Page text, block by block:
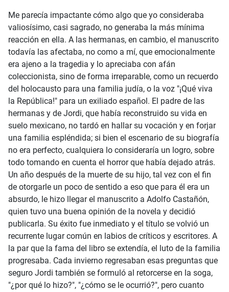
Me parecía impactante cómo algo que yo consideraba
valiosísimo, casi sagrado, no generaba la más mínima
reacción en ella. A las hermanas, en cambio, el manuscrito
todavía las afectaba, no como a mí, que emocionalmente
era ajeno a la tragedia y lo apreciaba con afán
coleccionista, sino de forma irreparable, como un recuerdo
del holocausto para una familia judía, o la voz "¡Qué viva
la República!" para un exiliado español. El padre de las
hermanas y de Jordi, que había reconstruido su vida en
suelo mexicano, no tardó en hallar su vocación y en forjar
una familia espléndida; si bien el escenario de su biografía
no era perfecto, cualquiera lo consideraría un logro, sobre
todo tomando en cuenta el horror que había dejado atrás.
Un año después de la muerte de su hijo, tal vez con el fin
de otorgarle un poco de sentido a eso que para él era un
absurdo, le hizo llegar el manuscrito a Adolfo Castañón,
quien tuvo una buena opinión de la novela y decidió
publicarla. Su éxito fue inmediato y el título se volvió un
recurrente lugar común en labios de críticos y escritores. A
la par que la fama del libro se extendía, el luto de la familia
progresaba. Cada invierno regresaban esas preguntas que
seguro Jordi también se formuló al retorcerse en la soga,
"¿por qué lo hizo?", "¿cómo se le ocurrió?", pero cuanto